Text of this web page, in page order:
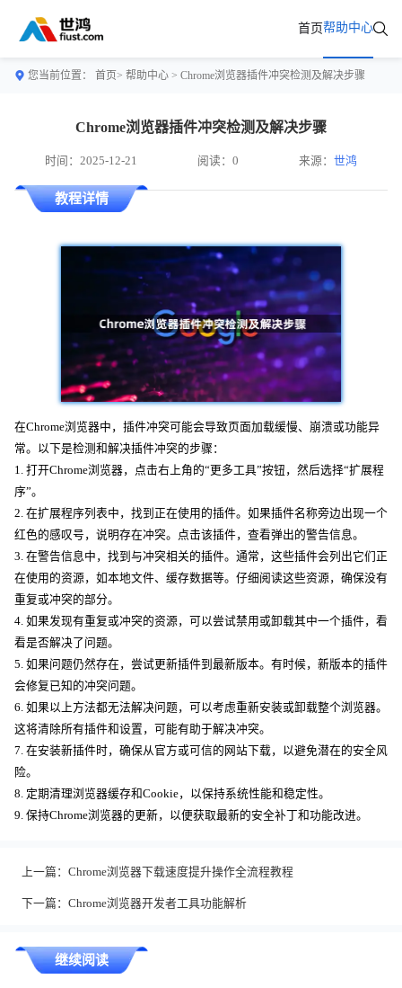
首页帮助中心
您当前位置： 首页> 帮助中心 > Chrome浏览器插件冲突检测及解决步骤
Chrome浏览器插件冲突检测及解决步骤
时间：2025-12-21 阅读：0 来源：世鸿
教程详情
在Chrome浏览器中，插件冲突可能会导致页面加载缓慢、崩溃或功能异
常。以下是检测和解决插件冲突的步骤：
1. 打开Chrome浏览器，点击右上角的“更多工具”按钮，然后选择“扩展程
序”。
2. 在扩展程序列表中，找到正在使用的插件。如果插件名称旁边出现一个
红色的感叹号，说明存在冲突。点击该插件，查看弹出的警告信息。
3. 在警告信息中，找到与冲突相关的插件。通常，这些插件会列出它们正
在使用的资源，如本地文件、缓存数据等。仔细阅读这些资源，确保没有
重复或冲突的部分。
4. 如果发现有重复或冲突的资源，可以尝试禁用或卸载其中一个插件，看
看是否解决了问题。
5. 如果问题仍然存在，尝试更新插件到最新版本。有时候，新版本的插件
会修复已知的冲突问题。
6. 如果以上方法都无法解决问题，可以考虑重新安装或卸载整个浏览器。
这将清除所有插件和设置，可能有助于解决冲突。
7. 在安装新插件时，确保从官方或可信的网站下载，以避免潜在的安全风
险。
8. 定期清理浏览器缓存和Cookie，以保持系统性能和稳定性。
9. 保持Chrome浏览器的更新，以便获取最新的安全补丁和功能改进。
上一篇： Chrome浏览器下载速度提升操作全流程教程
下一篇： Chrome浏览器开发者工具功能解析
继续阅读